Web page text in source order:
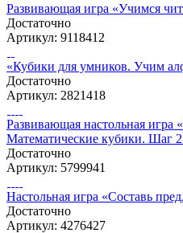
Развивающая игра «Учимся
Достаточно
Артикул: 9118412
«Кубики для умников. Учим
Достаточно
Артикул: 2821418
Развивающая настольная игра
Математические кубики. Шаг
Достаточно
Артикул: 5799941
Настольная игра «Составь
Достаточно
Артикул: 4276427